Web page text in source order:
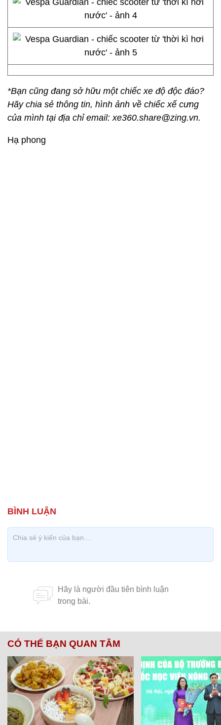
*Bạn cũng đang sở hữu một chiếc xe độ độc đáo?
Hãy chia sẻ thông tin, hình ảnh về chiếc xế cưng
của mình tại địa chỉ email: xe360.share@zing.vn.
Hạ phong
CÓ THỂ BẠN QUAN TÂM